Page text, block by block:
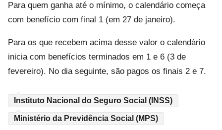
Para quem ganha até o mínimo, o calendário começa
com benefício com final 1 (em 27 de janeiro).
Para os que recebem acima desse valor o calendário
inicia com benefícios terminados em 1 e 6 (3 de
fevereiro). No dia seguinte, são pagos os finais 2 e 7.
Instituto Nacional do Seguro Social (INSS)
Ministério da Previdência Social (MPS)